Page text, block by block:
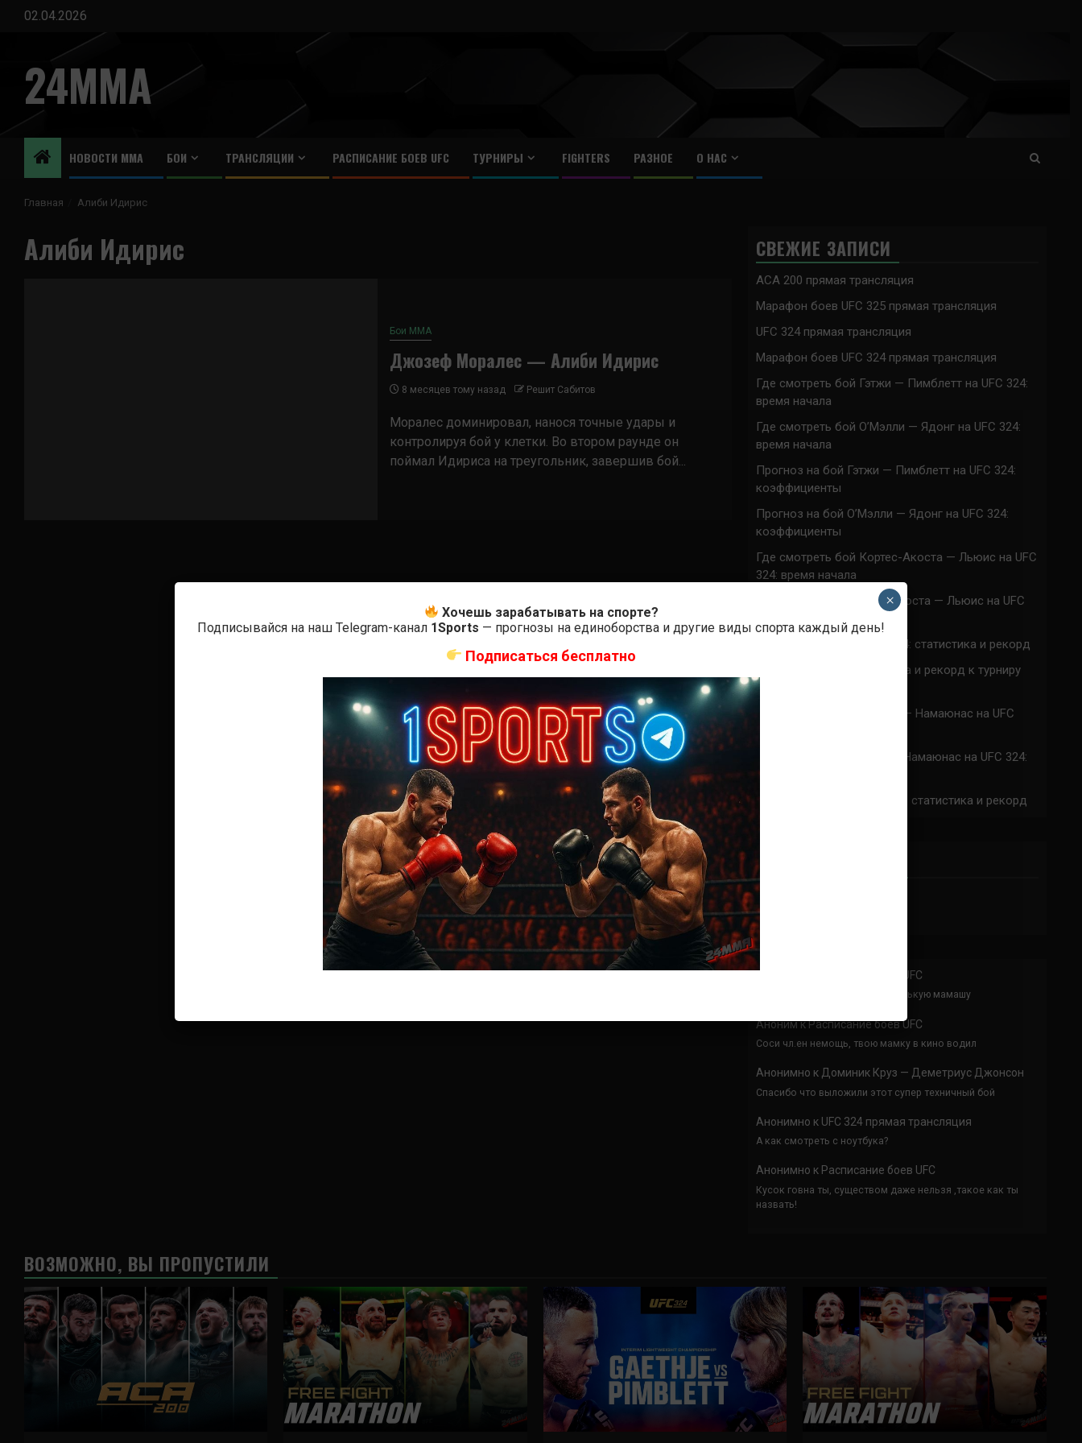
Перейти
содержимому
02.04.2026
24MMA
НОВОСТИ ММА БОИ ТРАНСЛЯЦИИ РАСПИСАНИЕ БОЕВ UFC ТУРНИРЫ FIGHTERS РАЗНОЕ О НАС
Главная Алиби Идирис
Алиби Идирис
Бои ММА
Джозеф Моралес — Алиби Идирис
8 месяцев тому назад Решит Сабитов
Моралес доминировал, нанося точные удары и
контролируя бой у клетки. Во втором раунде он
поймал Идириса на треугольник, завершив бой...
СВЕЖИЕ ЗАПИСИ
ACA 200 прямая трансляция
Марафон боев UFC 325 прямая трансляция
UFC 324 прямая трансляция
Марафон боев UFC 324 прямая трансляция
Где смотреть бой Гэтжи — Пимблетт на UFC 324:
время начала
Где смотреть бой О’Мэлли — Ядонг на UFC 324:
время начала
Прогноз на бой Гэтжи — Пимблетт на UFC 324:
коэффициенты
Прогноз на бой О’Мэлли — Ядонг на UFC 324:
коэффициенты
Где смотреть бой Кортес-Акоста — Льюис на UFC
324: время начала
Прогноз на бой Кортес-Акоста — Льюис на UFC
Наталья Сильва на UFC 324: статистика и рекорд
Роуз Намаюнас: статистика и рекорд к турниру
UFC 324
Где смотреть бой Сильва — Намаюнас на UFC
Прогноз на бой Сильва — Намаюнас на UFC 324:
коэффициенты
Арнольд Аллен на UFC 324: статистика и рекорд
ПРИСОЕДИНЯЙСЯ
Расписание боев UFC
По буквам Я ебал твою толстенькую мамашу
АнонимкРасписание боев UFC
Соси чл.ен немощь, твою мамку в кино водил
Анонимно к Доминик Круз — Деметриус Джонсон
Спасибо что выложили этот супер техничный бой
Анонимно к UFC 324 прямая трансляция
А как смотреть с ноутбука?
Анонимно к Расписание боев UFC
Кусок говна ты, существом даже нельзя ,такое как ты
назвать!
ВОЗМОЖНО, ВЫ ПРОПУСТИЛИ
Хочешь зарабатывать на спорте?
Подписывайся на наш Telegram-канал 1Sports — прогнозы на единоборства и другие виды спорта каждый день!
Подписаться бесплатно
×